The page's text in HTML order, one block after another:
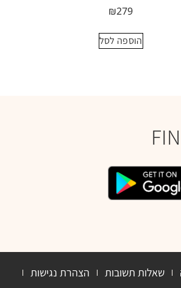
₪279
הוספה לסל
שאלות תשובות
הצהרת נגישות